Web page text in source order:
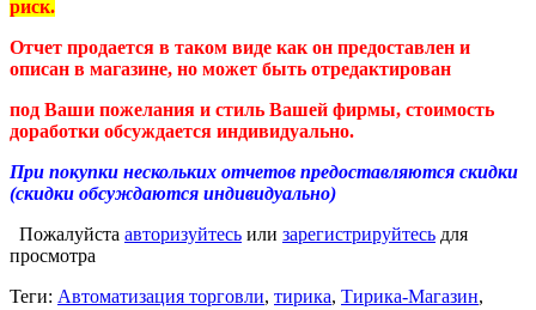
риск.
Отчет продается в таком виде как он предоставлен и
описан в магазине, но может быть отредактирован
под Ваши пожелания и стиль Вашей фирмы, стоимость
доработки обсуждается индивидуально.
При покупки нескольких отчетов предоставляются скидки
(скидки обсуждаются индивидуально)
Пожалуйста авторизуйтесь или зарегистрируйтесь для
просмотра
Теги: Автоматизация торговли, тирика, Тирика-Магазин,